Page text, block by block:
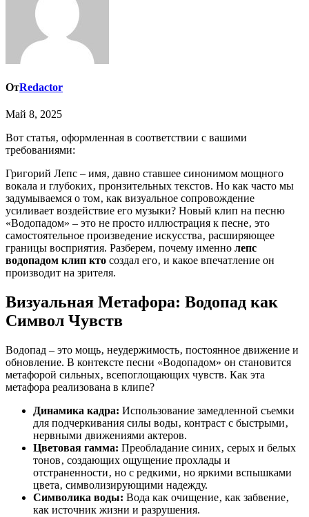
ОтRedactor
Май 8, 2025
Вот статья‚ оформленная в соответствии с вашими
требованиями:
Григорий Лепс – имя‚ давно ставшее синонимом мощного
вокала и глубоких‚ пронзительных текстов. Но как часто мы
задумываемся о том‚ как визуальное сопровождение
усиливает воздействие его музыки? Новый клип на песню
«Водопадом» – это не просто иллюстрация к песне‚ это
самостоятельное произведение искусства‚ расширяющее
границы восприятия. Разберем‚ почему именно лепс
водопадом клип кто создал его‚ и какое впечатление он
производит на зрителя.
Визуальная Метафора: Водопад как
Символ Чувств
Водопад – это мощь‚ неудержимость‚ постоянное движение и
обновление. В контексте песни «Водопадом» он становится
метафорой сильных‚ всепоглощающих чувств. Как эта
метафора реализована в клипе?
Динамика кадра: Использование замедленной съемки
для подчеркивания силы воды‚ контраст с быстрыми‚
нервными движениями актеров.
Цветовая гамма: Преобладание синих‚ серых и белых
тонов‚ создающих ощущение прохлады и
отстраненности‚ но с редкими‚ но яркими вспышками
цвета‚ символизирующими надежду.
Символика воды: Вода как очищение‚ как забвение‚
как источник жизни и разрушения.